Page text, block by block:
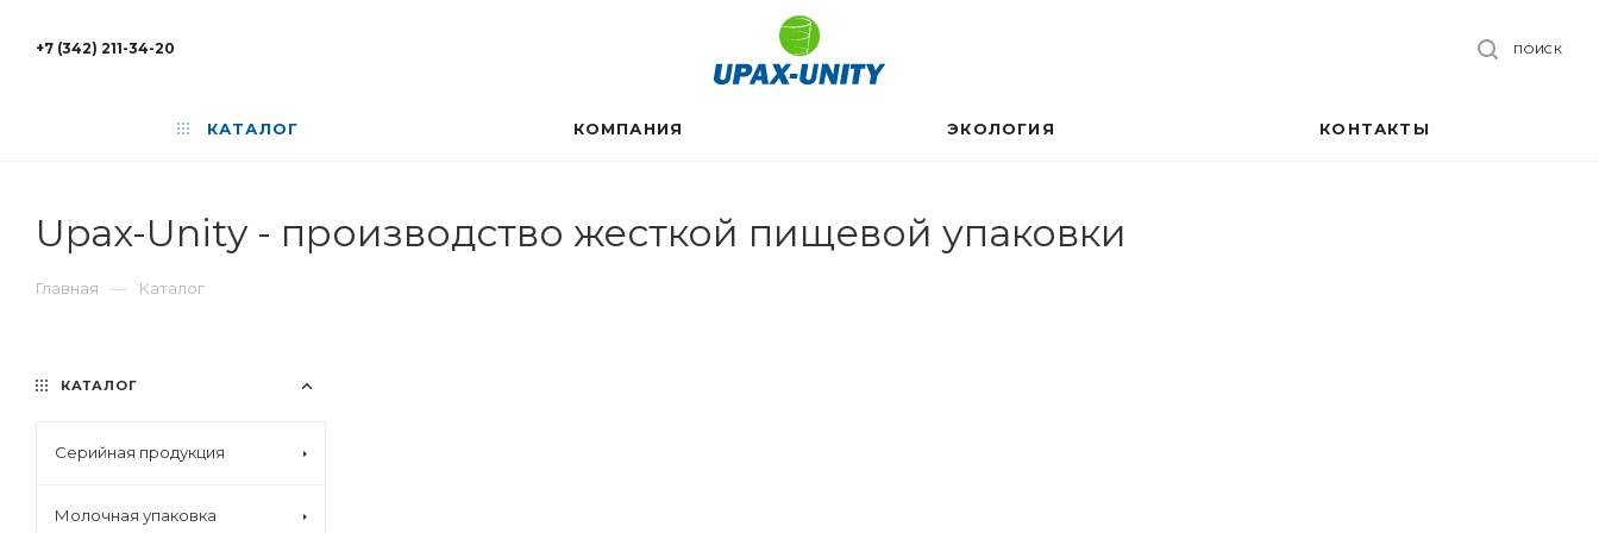
+7 (342) 211-34-20 ПОИСК
КАТАЛОГ КОМПАНИЯ ЭКОЛОГИЯ КОНТАКТЫ
Upax-Unity - производство жесткой пищевой упаковки
Главная — Каталог
КАТАЛОГ
Серийная продукция
Молочная упаковка